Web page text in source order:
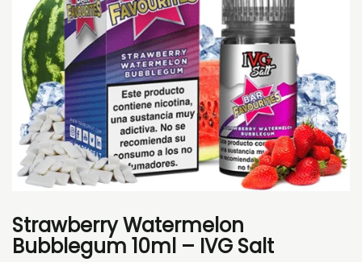
Strawberry Watermelon
Bubblegum 10ml – IVG Salt